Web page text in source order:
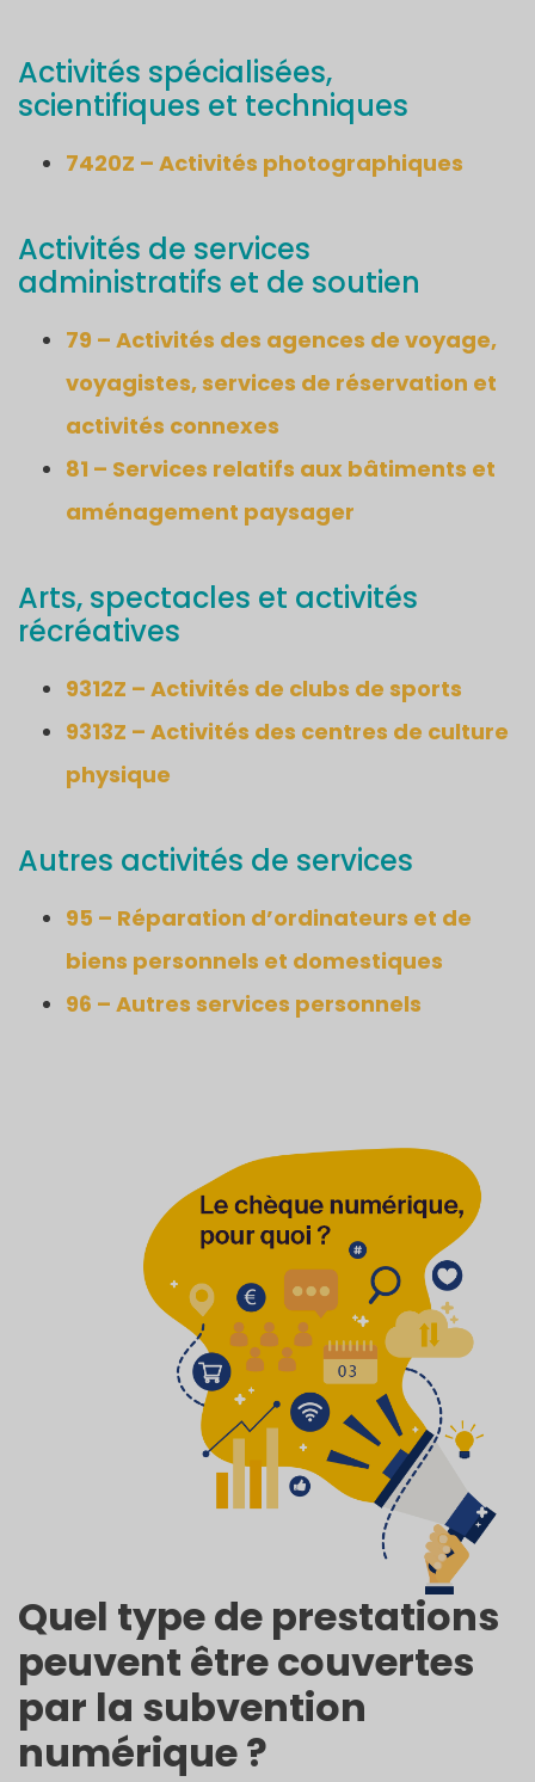
Activités spécialisées,
scientifiques et techniques
7420Z – Activités photographiques
Activités de services
administratifs et de soutien
79 – Activités des agences de voyage,
voyagistes, services de réservation et
activités connexes
81 – Services relatifs aux bâtiments et
aménagement paysager
Arts, spectacles et activités
récréatives
9312Z – Activités de clubs de sports
9313Z – Activités des centres de culture
physique
Autres activités de services
95 – Réparation d’ordinateurs et de
biens personnels et domestiques
96 – Autres services personnels
Quel type de prestations
peuvent être couvertes
par la subvention
numérique ?